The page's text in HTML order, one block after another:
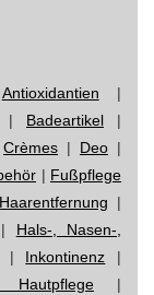
Antioxidantien |
| Badeartikel |
Crèmes | Deo |
| Fußpflege
Haarentfernung |
| Hals-, Nasen-,
Inkontinenz |
|